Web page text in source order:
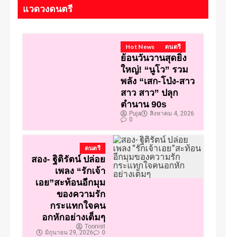
แวดวงดนตรี
Hot News ดนตรี
ย้อนวันวานสุดยิ่ง
ใหญ่! “นูโว” รวม
พลัง “เสก-โป่ง-สาว
สาว สาว” ปลุก
ตำนาน 90s
Puja
สิงหาคม 4, 2026
0
ดนตรี
สอง- ฐิติรัตน์ ปล่อย
เพลง “รักเจ้า
เอย”สะท้อนอีกมุม
ของความรัก
กระแทกใจคน
อกหักอย่างเต็มๆ
Toonist
มิถุนายน 29, 2026
0